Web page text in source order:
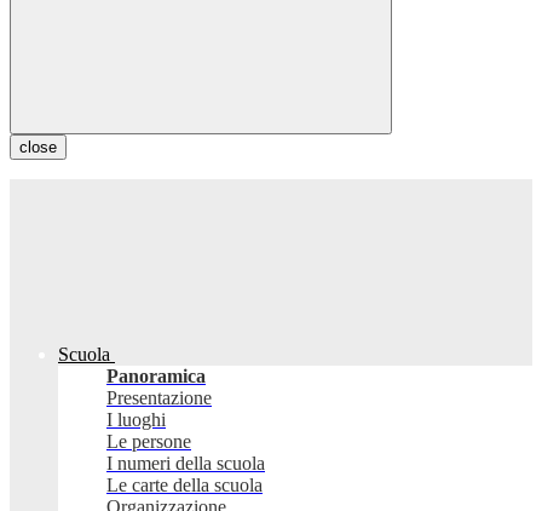
close
Scuola
Panoramica
Presentazione
I luoghi
Le persone
I numeri della scuola
Le carte della scuola